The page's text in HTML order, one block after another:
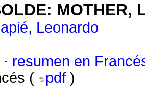
: MOTHER,
Leonardo
· resumen en
(
pdf )